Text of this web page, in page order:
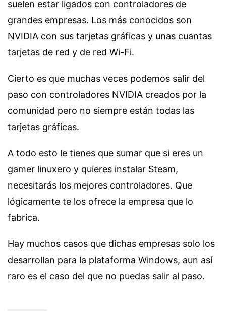
suelen estar ligados con controladores de
grandes empresas. Los más conocidos son
NVIDIA con sus tarjetas gráficas y unas cuantas
tarjetas de red y de red Wi-Fi.
Cierto es que muchas veces podemos salir del
paso con controladores NVIDIA creados por la
comunidad pero no siempre están todas las
tarjetas gráficas.
A todo esto le tienes que sumar que si eres un
gamer linuxero y quieres instalar Steam,
necesitarás los mejores controladores. Que
lógicamente te los ofrece la empresa que lo
fabrica.
Hay muchos casos que dichas empresas solo los
desarrollan para la plataforma Windows, aun así
raro es el caso del que no puedas salir al paso.